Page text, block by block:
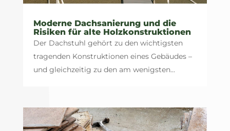
Moderne Dachsanierung und die
Risiken für alte Holzkonstruktionen
Der Dachstuhl gehört zu den wichtigsten
tragenden Konstruktionen eines Gebäudes –
und gleichzeitig zu den am wenigsten...